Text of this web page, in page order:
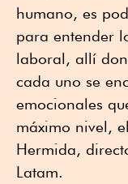
humano, es
para entender
laboral, allí
cada uno se
emocionales
máximo nivel,
Hermida,
Latam.